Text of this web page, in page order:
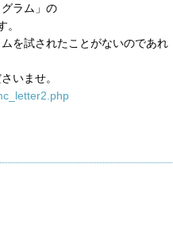
ラム」の
を試されたことがないのであれ
いませ。